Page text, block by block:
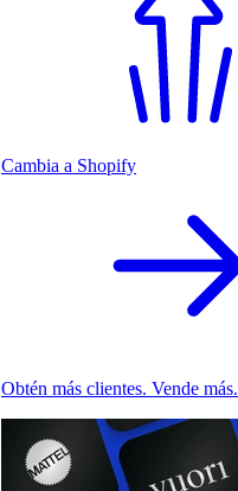
Cambia a Shopify
Obtén más clientes. Vende más.